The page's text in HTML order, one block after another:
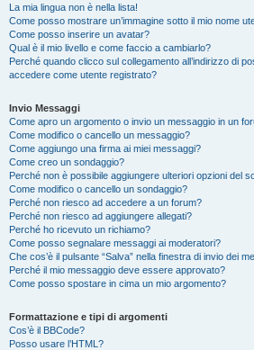
La mia lingua non è nella lista!
Come posso mostrare un’immagine sotto il mio nome
Come posso inserire un avatar?
Qual è il mio livello e come faccio a cambiarlo?
Perché quando clicco sul collegamento all’indirizzo di
accedere come utente registrato?
Invio Messaggi
Come apro un argomento o invio un messaggio in un
Come modifico o cancello un messaggio?
Come aggiungo una firma ai miei messaggi?
Come creo un sondaggio?
Perché non è possibile aggiungere ulteriori opzioni del
Come modifico o cancello un sondaggio?
Perché non riesco ad accedere a un forum?
Perché non riesco ad aggiungere allegati?
Perché ho ricevuto un richiamo?
Come posso segnalare messaggi ai moderatori?
Che cos’è il pulsante “Salva” nella finestra di invio dei
Perché il mio messaggio deve essere approvato?
Come posso spostare in cima un mio argomento?
Formattazione e tipi di argomenti
Cos’è il BBCode?
Posso usare l’HTML?